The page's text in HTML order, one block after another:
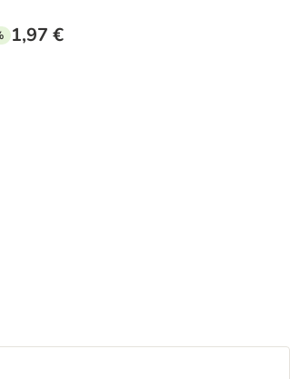
1,97 €